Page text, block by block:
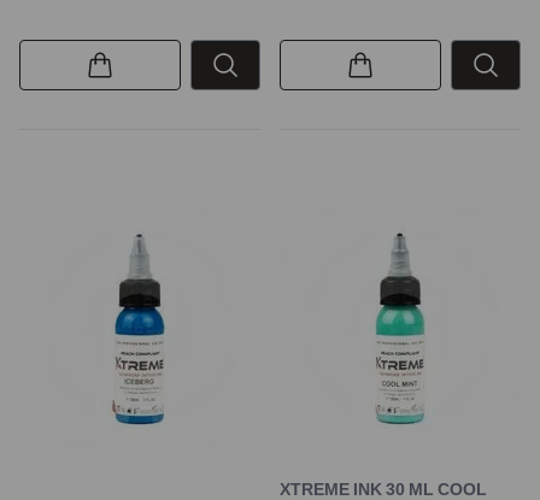
XTREME INK 30 ML COOL